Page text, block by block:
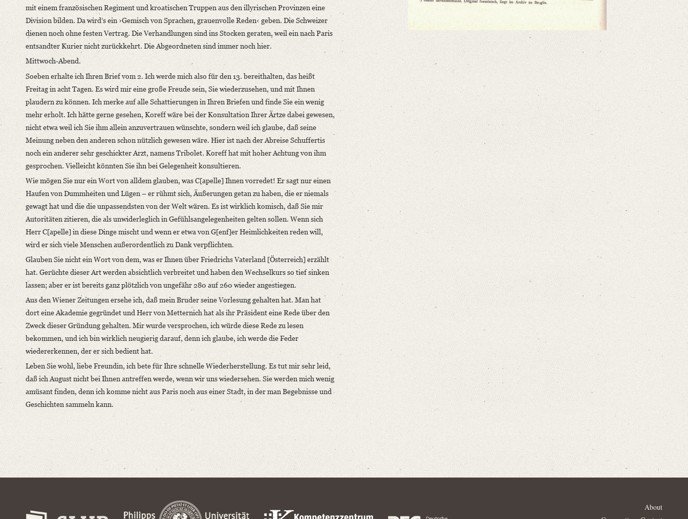
mit einem französischen Regiment und kroatischen Truppen aus den illyrischen Provinzen eine
Division bilden. Da wird’s ein ›Gemisch von Sprachen, grauenvolle Reden‹ geben. Die Schweizer
dienen noch ohne festen Vertrag. Die Verhandlungen sind ins Stocken geraten, weil ein nach Paris
entsandter Kurier nicht zurückkehrt. Die Abgeordneten sind immer noch hier.
Mittwoch-Abend.
Soeben erhalte ich Ihren Brief vom 2. Ich werde mich also für den 13. bereithalten, das heißt
Freitag in acht Tagen. Es wird mir eine große Freude sein, Sie wiederzusehen, und mit Ihnen
plaudern zu können. Ich merke auf alle Schattierungen in Ihren Briefen und finde Sie ein wenig
mehr erholt. Ich hätte gerne gesehen, Koreff wäre bei der Konsultation Ihrer Ärtze dabei gewesen,
nicht etwa weil ich Sie ihm allein anzuvertrauen wünschte, sondern weil ich glaube, daß seine
Meinung neben den anderen schon nützlich gewesen wäre. Hier ist nach der Abreise Schuffertis
noch ein anderer sehr geschickter Arzt, namens Tribolet. Koreff hat mit hoher Achtung von ihm
gesprochen. Vielleicht könnten Sie ihn bei Gelegenheit konsultieren.
Wie mögen Sie nur ein Wort von alldem glauben, was C[apelle] Ihnen vorredet! Er sagt nur einen
Haufen von Dummheiten und Lügen – er rühmt sich, Äußerungen getan zu haben, die er niemals
gewagt hat und die die unpassendsten von der Welt wären. Es ist wirklich komisch, daß Sie mir
Autoritäten zitieren, die als unwiderleglich in Gefühlsangelegenheiten gelten sollen. Wenn sich
Herr C[apelle] in diese Dinge mischt und wenn er etwa von G[enf]er Heimlichkeiten reden will,
wird er sich viele Menschen außerordentlich zu Dank verpflichten.
Glauben Sie nicht ein Wort von dem, was er Ihnen über Friedrichs Vaterland [Österreich] erzählt
hat. Gerüchte dieser Art werden absichtlich verbreitet und haben den Wechselkurs so tief sinken
lassen; aber er ist bereits ganz plötzlich von ungefähr 280 auf 260 wieder angestiegen.
Aus den Wiener Zeitungen ersehe ich, daß mein Bruder seine Vorlesung gehalten hat. Man hat
dort eine Akademie gegründet und Herr von Metternich hat als ihr Präsident eine Rede über den
Zweck dieser Gründung gehalten. Mir wurde versprochen, ich würde diese Rede zu lesen
bekommen, und ich bin wirklich neugierig darauf, denn ich glaube, ich werde die Feder
wiedererkennen, der er sich bedient hat.
Leben Sie wohl, liebe Freundin, ich bete für Ihre schnelle Wiederherstellung. Es tut mir sehr leid,
daß ich August nicht bei Ihnen antreffen werde, wenn wir uns wiedersehen. Sie werden mich wenig
amüsant finden, denn ich komme nicht aus Paris noch aus einer Stadt, in der man Begebnisse und
Geschichten sammeln kann.
About